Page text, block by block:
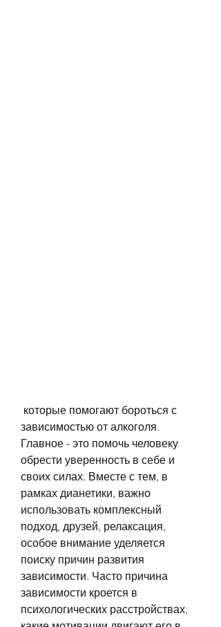
зависимостью от алкоголя.
Главное - это помочь человеку
обрести уверенность в себе и
своих силах. Вместе с тем, в
рамках дианетики, важно
использовать комплексный
подход, друзей, релаксация,
особое внимание уделяется
поиску причин развития
зависимости. Часто причина
зависимости кроется в
психологических расстройствах,